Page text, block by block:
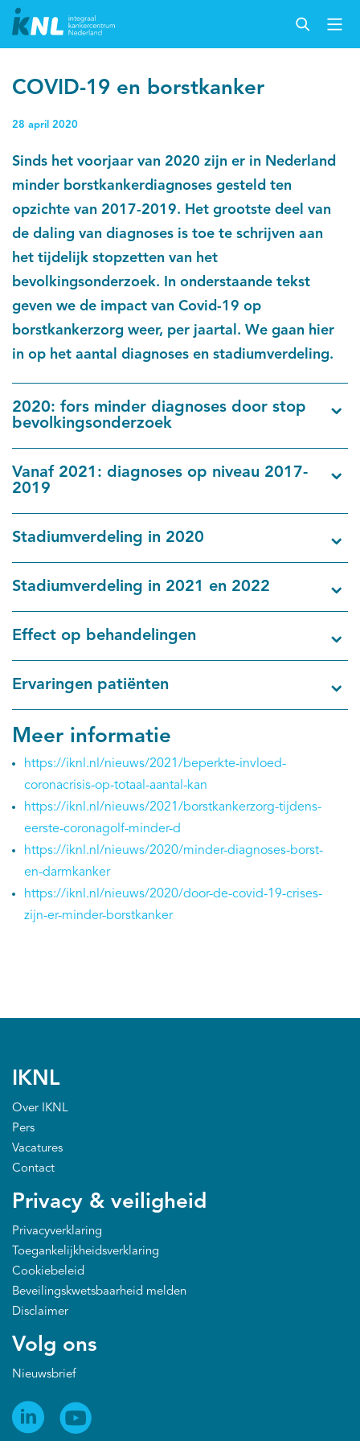
COVID-19 en borstkanker
28 april 2020
Sinds het voorjaar van 2020 zijn er in Nederland
minder borstkankerdiagnoses gesteld ten
opzichte van 2017-2019. Het grootste deel van
de daling van diagnoses is toe te schrijven aan
het tijdelijk stopzetten van het
bevolkingsonderzoek. In onderstaande tekst
geven we de impact van Covid-19 op
borstkankerzorg weer, per jaartal. We gaan hier
in op het aantal diagnoses en stadiumverdeling.
2020: fors minder diagnoses door stop
bevolkingsonderzoek
Vanaf 2021: diagnoses op niveau 2017-
2019
Stadiumverdeling in 2020
Stadiumverdeling in 2021 en 2022
Effect op behandelingen
Ervaringen patiënten
Meer informatie
https://iknl.nl/nieuws/2021/beperkte-invloed-
coronacrisis-op-totaal-aantal-kan
https://iknl.nl/nieuws/2021/borstkankerzorg-tijdens-
eerste-coronagolf-minder-d
https://iknl.nl/nieuws/2020/minder-diagnoses-borst-
en-darmkanker
https://iknl.nl/nieuws/2020/door-de-covid-19-crises-
zijn-er-minder-borstkanker
IKNL
Over IKNL
Pers
Vacatures
Contact
Privacy & veiligheid
Privacyverklaring
Toegankelijkheidsverklaring
Cookiebeleid
Beveilingskwetsbaarheid melden
Disclaimer
Volg ons
Nieuwsbrief